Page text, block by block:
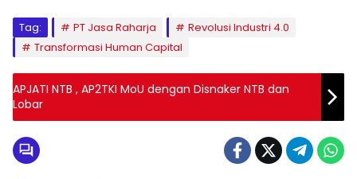
Tag: PT Jasa Raharja
Revolusi Industri 4.0
Transformasi Human Capital
APJATI NTB , AP2TKI MoU dengan Disnaker NTB dan
Lobar